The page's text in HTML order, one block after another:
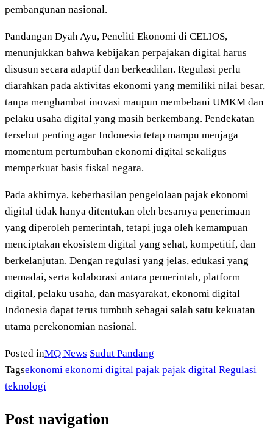
pembangunan nasional.
Pandangan Dyah Ayu, Peneliti Ekonomi di CELIOS,
menunjukkan bahwa kebijakan perpajakan digital harus
disusun secara adaptif dan berkeadilan. Regulasi perlu
diarahkan pada aktivitas ekonomi yang memiliki nilai besar,
tanpa menghambat inovasi maupun membebani UMKM dan
pelaku usaha digital yang masih berkembang. Pendekatan
tersebut penting agar Indonesia tetap mampu menjaga
momentum pertumbuhan ekonomi digital sekaligus
memperkuat basis fiskal negara.
Pada akhirnya, keberhasilan pengelolaan pajak ekonomi
digital tidak hanya ditentukan oleh besarnya penerimaan
yang diperoleh pemerintah, tetapi juga oleh kemampuan
menciptakan ekosistem digital yang sehat, kompetitif, dan
berkelanjutan. Dengan regulasi yang jelas, edukasi yang
memadai, serta kolaborasi antara pemerintah, platform
digital, pelaku usaha, dan masyarakat, ekonomi digital
Indonesia dapat terus tumbuh sebagai salah satu kekuatan
utama perekonomian nasional.
Posted inMQ News Sudut Pandang
Tagsekonomi ekonomi digital pajak pajak digital Regulasi
teknologi
Post navigation